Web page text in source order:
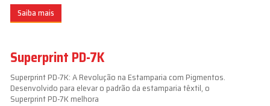
Saiba mais
Superprint PD-7K
Superprint PD-7K: A Revolução na Estamparia com Pigmentos.
Desenvolvido para elevar o padrão da estamparia têxtil, o
Superprint PD-7K melhora